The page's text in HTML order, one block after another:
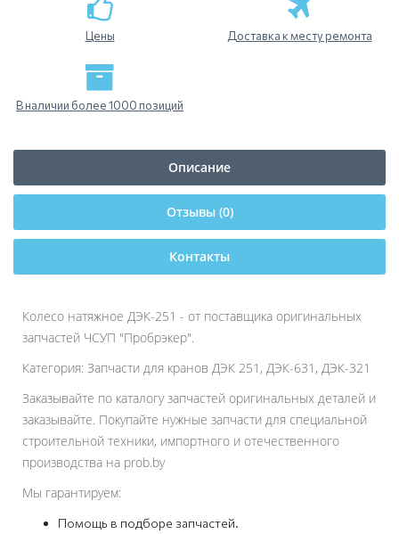
Цены Доставка к месту ремонта
В наличии более 1000 позиций
Описание
Отзывы (0)
Контакты
Колесо натяжное ДЭК-251 - от поставщика оригинальных
запчастей ЧСУП "Пробрэкер".
Категория: Запчасти для кранов ДЭК 251, ДЭК-631, ДЭК-321
Заказывайте по каталогу запчастей оригинальных деталей и
заказывайте. Покупайте нужные запчасти для специальной
строительной техники, импортного и отечественного
производства на prob.by
Мы гарантируем:
Помощь в подборе запчастей.